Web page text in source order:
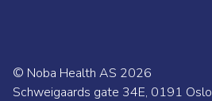
© Noba Health AS 2026
Schweigaards gate 34E, 0191 Oslo